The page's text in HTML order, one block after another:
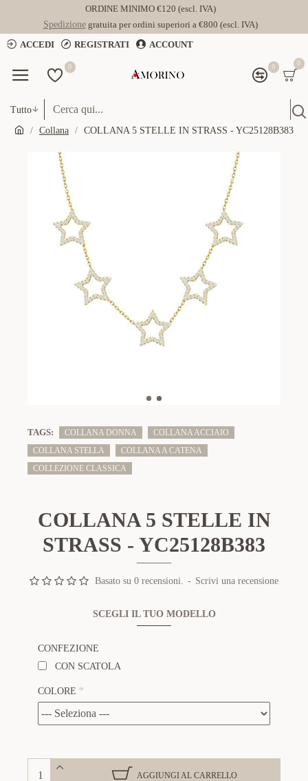
ORDINE MINIMO €120 (escl. IVA)
Spedizionegratuita per ordini superiori a €800 (escl. IVA)
ACCEDI
REGISTRATI ACCOUNT
0 0 0
Tutto
Collana COLLANA 5 STELLE IN STRASS - YC25128B383
TAGS: COLLANA DONNA
COLLANA ACCIAIO
COLLANA STELLA
COLLANA A CATENA
COLLEZIONE CLASSICA
COLLANA 5 STELLE IN
STRASS - YC25128B383
Basato su 0 recensioni. - Scrivi una recensione
SCEGLI IL TUO MODELLO
CONFEZIONE
CON SCATOLA
COLORE
AGGIUNGI AL CARRELLO